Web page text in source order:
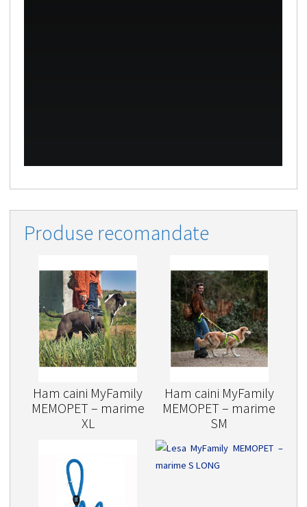
Produse recomandate
Ham caini MyFamily
MEMOPET – marime
XL
Ham caini MyFamily
MEMOPET – marime
SM